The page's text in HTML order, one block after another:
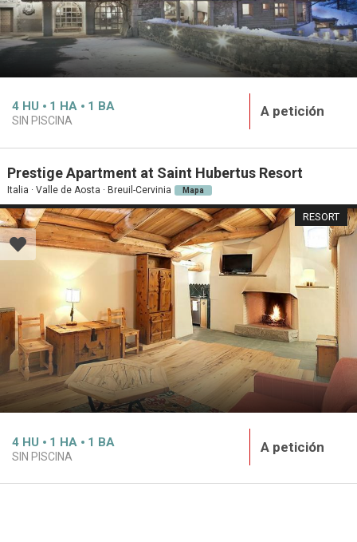
4 HU 1 HA 1 BA
SIN PISCINA
A petición
Prestige Apartment at Saint Hubertus Resort
Italia · Valle de Aosta · Breuil-Cervinia Mapa
RESORT
4 HU 1 HA 1 BA
SIN PISCINA
A petición